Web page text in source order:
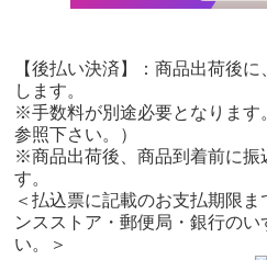
【後払い決済】：商品出荷後
します。
※手数料が別途必要となります
参照下さい。）
※商品出荷後、商品到着前に振
す。
＜払込票に記載のお支払期限
ンスストア・郵便局・銀行のい
い。＞